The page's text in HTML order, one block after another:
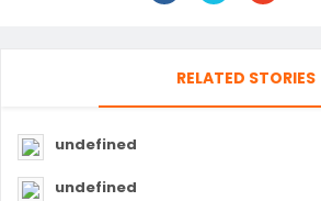
RELATED STORIES
undefined
undefined